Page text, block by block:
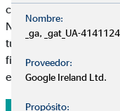
compromiso.
Nuestros consultores
tus necesidades para
financieras y disfrutar
económica, tu salud y
Nombre:
_ga, _gat_UA-
Proveedor:
Google Ireland Ltd.
Propósito: